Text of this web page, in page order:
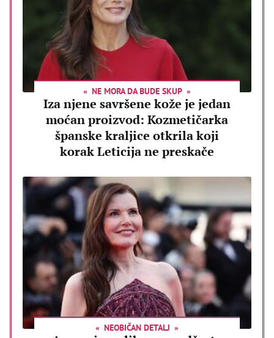
NE MORA DA BUDE SKUP
Iza njene savršene kože je jedan
moćan proizvod: Kozmetičarka
španske kraljice otkrila koji
korak Leticija ne preskače
NEOBIČAN DETALJ